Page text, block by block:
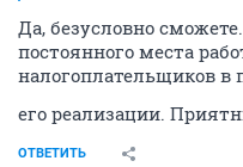
Да, безусловно
постоянного места
налогоплательщиков в
его реализации.
ОТВЕТИТЬ